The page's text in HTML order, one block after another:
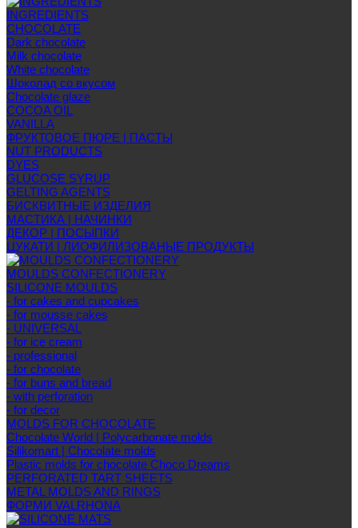
INGREDIENTS
CHOCOLATE
Dark chocolate
Milk chocolate
White chocolate
Шоколад со вкусом
Chocolate glaze
COCOA OIL
VANILLA
ФРУКТОВОЕ ПЮРЕ | ПАСТЫ
NUT PRODUCTS
DYES
GLUCOSE SYRUP
GELTING AGENTS
БИСКВИТНЫЕ ИЗДЕЛИЯ
МАСТИКА | НАЧИНКИ
ДЕКОР | ПОСЫПКИ
ЦУКАТИ | ЛИОФИЛИЗОВАНЫЕ ПРОДУКТЫ
MOULDS CONFECTIONERY
SILICONE MOULDS
- for cakes and cupcakes
- for mousse cakes
- UNIVERSAL
- for ice cream
- professional
- for chocolate
- for buns and bread
- with perforation
- for decor
MOLDS FOR CHOCOLATE
Chocolate World | Polycarbonate molds
Silikomart | Chocolate molds
Plastic molds for chocolate Choco Dreams
PERFORATED TART SHEETS
METAL MOLDS AND RINGS
ФОРМИ VALRHONA